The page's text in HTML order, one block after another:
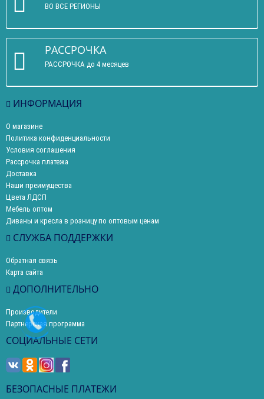
ВО ВСЕ РЕГИОНЫ
РАССРОЧКА
РАССРОЧКА до 4 месяцев
ИНФОРМАЦИЯ
О магазине
Политика конфиденциальности
Условия соглашения
Рассрочка платежа
Доставка
Наши преимущества
Цвета ЛДСП
Мебель оптом
Диваны и кресла в розницу по оптовым ценам
СЛУЖБА ПОДДЕРЖКИ
Обратная связь
Карта сайта
ДОПОЛНИТЕЛЬНО
Производители
Партнерская программа
СОЦИАЛЬНЫЕ СЕТИ
БЕЗОПАСНЫЕ ПЛАТЕЖИ